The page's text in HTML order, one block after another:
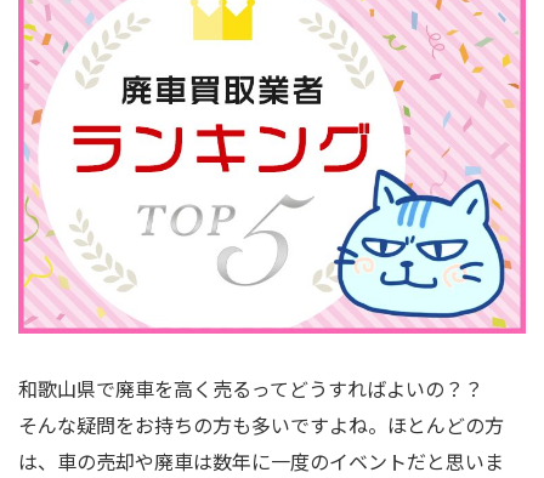
和歌山県で廃車を高く売るってどうすればよいの？？
そんな疑問をお持ちの方も多いですよね。ほとんどの方
は、車の売却や廃車は数年に一度のイベントだと思いま